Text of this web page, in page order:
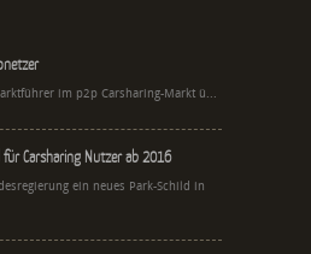
im p2p Carsharing-Markt ü...
für Carsharing Nutzer ab 2016
ein neues Park-Schild in